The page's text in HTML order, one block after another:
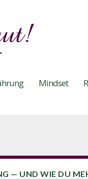
Mindset
— UND WIE DU